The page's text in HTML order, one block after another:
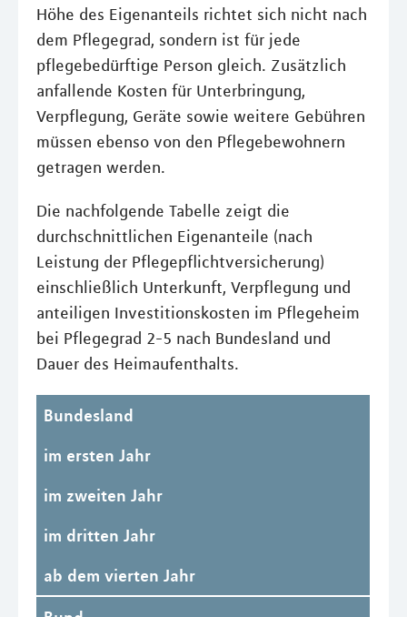
Höhe des Eigenanteils richtet sich nicht nach
dem Pflegegrad, sondern ist für jede
pflegebedürftige Person gleich. Zusätzlich
anfallende Kosten für Unterbringung,
Verpflegung, Geräte sowie weitere Gebühren
müssen ebenso von den Pflegebewohnern
getragen werden.
Die nachfolgende Tabelle zeigt die
durchschnittlichen Eigenanteile (nach
Leistung der Pflegepflichtversicherung)
einschließlich Unterkunft, Verpflegung und
anteiligen Investitionskosten im Pflegeheim
bei Pflegegrad 2-5 nach Bundesland und
Dauer des Heimaufenthalts.
Bundesland
im ersten Jahr
im zweiten Jahr
im dritten Jahr
ab dem vierten Jahr